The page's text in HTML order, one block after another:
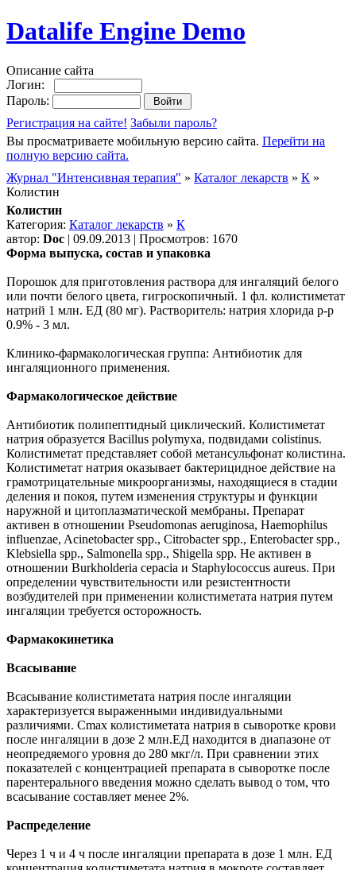
Datalife Engine Demo
Описание сайта
Логин:
Пароль:
Регистрация на сайте! Забыли пароль?
Вы просматриваете мобильную версию сайта. Перейти на
полную версию сайта.
Журнал "Интенсивная терапия" » Каталог лекарств » К »
Колистин
Колистин
Категория: Каталог лекарств » К
автор: Doc | 09.09.2013 | Просмотров: 1670
Форма выпуска, состав и упаковка
Порошок для приготовления раствора для ингаляций белого
или почти белого цвета, гигроскопичный. 1 фл. колистиметат
натрий 1 млн. ЕД (80 мг). Растворитель: натрия хлорида р-р
0.9% - 3 мл.
Клинико-фармакологическая группа: Антибиотик для
ингаляционного применения.
Фармакологическое действие
Антибиотик полипептидный циклический. Колистиметат
натрия образуется Bacillus polymyxa, подвидами colistinus.
Колистиметат представляет собой метансульфонат колистина.
Колистиметат натрия оказывает бактерицидное действие на
грамотрицательные микроорганизмы, находящиеся в стадии
деления и покоя, путем изменения структуры и функции
наружной и цитоплазматической мембраны. Препарат
активен в отношении Pseudomonas aeruginosa, Haemophilus
influenzae, Acinetobacter spp., Citrobacter spp., Enterobacter spp.,
Klebsiella spp., Salmonella spp., Shigella spp. Не активен в
отношении Burkholderia cepacia и Staphylococcus aureus. При
определении чувствительности или резистентности
возбудителей при применении колистиметата натрия путем
ингаляции требуется осторожность.
Фармакокинетика
Всасывание
Всасывание колистиметата натрия после ингаляции
характеризуется выраженными индивидуальными
различиями. Cmax колистиметата натрия в сыворотке крови
после ингаляции в дозе 2 млн.ЕД находится в диапазоне от
неопредяемого уровня до 280 мкг/л. При сравнении этих
показателей с концентрацией препарата в сыворотке после
парентерального введения можно сделать вывод о том, что
всасывание составляет менее 2%.
Распределение
Через 1 ч и 4 ч после ингаляции препарата в дозе 1 млн. ЕД